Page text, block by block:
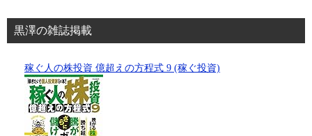
黒澤の雑誌掲載
稼ぐ人の株投資 億超えの方程式 9 (稼ぐ投資)